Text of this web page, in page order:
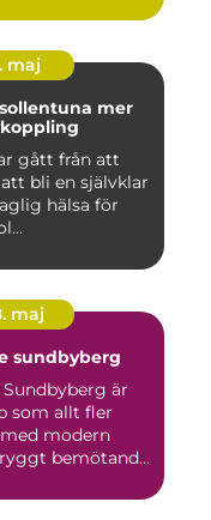
maj
mer
gått från att
bli en självklar
hälsa för
maj
sundbyberg
är
som allt fler
modern
bemötande